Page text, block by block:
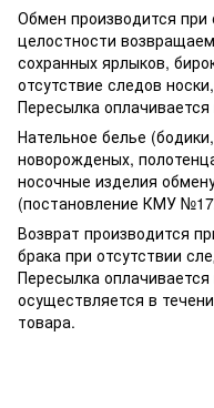
Обмен производится при
целостности
сохранных ярлыков,
отсутствие следов
Пересылка оплачивается
Нательное белье
новорожденых,
носочные изделия
(постановление КМУ
Возврат производится
брака при отсутствии
Пересылка
осуществляется в
товара.